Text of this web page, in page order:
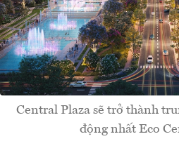
Central Plaza sẽ trở thành
động nhất Eco